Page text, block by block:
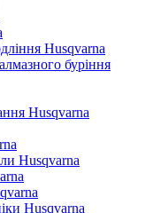
Husqvarna
буріння
Husqvarna
Husqvarna
Husqvarna